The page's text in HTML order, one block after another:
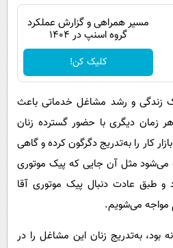
مسیر همراهی و گزارش عملکرد
گروه اسنپ در ۱۴۰۴
کلیک کن!
زندگی و رشد مشاغل خدماتی باعث
زمان دیگری با حضور گسترده زنان
کار را به‌تدریج دگرگون کرده و گاهی
می‌شود مثل آن جایی که پیک موتوری
و طبق عادت دنبال پیک موتوری آقا
مواجه می‌شویم.
بود، به‌تدریج زنان این مشاغل را در